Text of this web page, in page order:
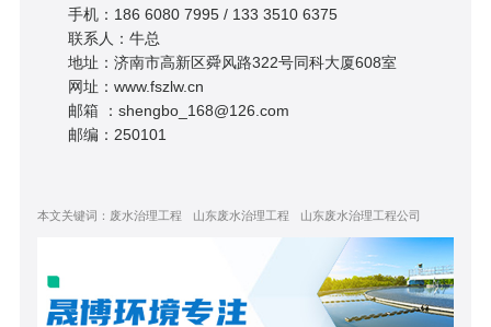
手机：186 6080 7995 / 133 3510 6375
联系人：牛总
地址：济南市高新区舜风路322号同科大厦608室
网址：www.fszlw.cn
邮箱 ：shengbo_168@126.com
邮编：250101
本文关键词： 废水治理工程 山东废水治理工程 山东废水治理工程公司